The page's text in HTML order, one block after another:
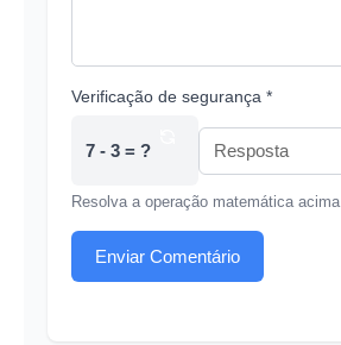
Verificação de segurança *
7 - 3 = ?
Resolva a operação matemática acima
Enviar Comentário